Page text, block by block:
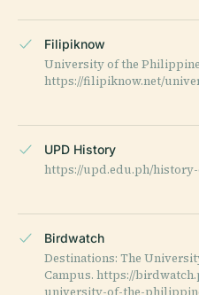
Filipiknow
University of the
https://filipiknow.net/
UPD History
https://upd.edu.ph/
Birdwatch
Destinations: The
Campus. https://
university-of-the-